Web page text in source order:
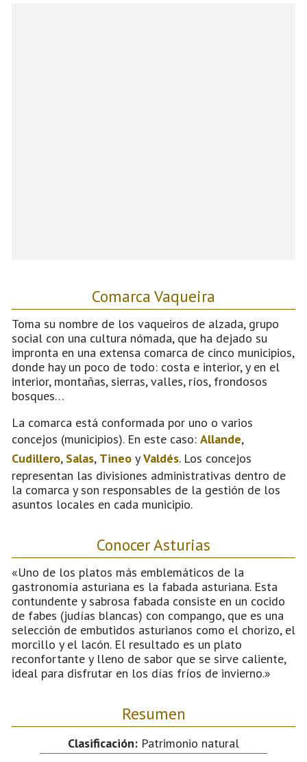
Comarca Vaqueira
Toma su nombre de los vaqueiros de alzada, grupo
social con una cultura nómada, que ha dejado su
impronta en una extensa comarca de cinco municipios,
donde hay un poco de todo: costa e interior, y en el
interior, montañas, sierras, valles, ríos, frondosos
bosques…
La comarca está conformada por uno o varios
concejos (municipios). En este caso: Allande,
Cudillero, Salas, Tineo yValdés. Los concejos
representan las divisiones administrativas dentro de
la comarca y son responsables de la gestión de los
asuntos locales en cada municipio.
Conocer Asturias
«Uno de los platos más emblemáticos de la
gastronomía asturiana es la fabada asturiana. Esta
contundente y sabrosa fabada consiste en un cocido
de fabes (judías blancas) con compango, que es una
selección de embutidos asturianos como el chorizo, el
morcillo y el lacón. El resultado es un plato
reconfortante y lleno de sabor que se sirve caliente,
ideal para disfrutar en los días fríos de invierno.»
Resumen
Clasificación: Patrimonio natural